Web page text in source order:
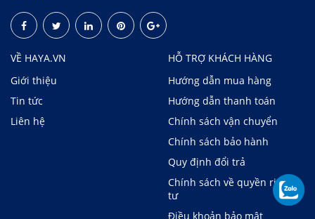
VỀ HAYA.VN
Giới thiệu
Tin tức
Liên hệ
HỖ TRỢ KHÁCH HÀNG
Hướng dẫn mua hàng
Hướng dẫn thanh toán
Chính sách vận chuyển
Chính sách bảo hành
Quy định đổi trả
Chính sách về quyền riêng
tư
Điều khoản bảo mật